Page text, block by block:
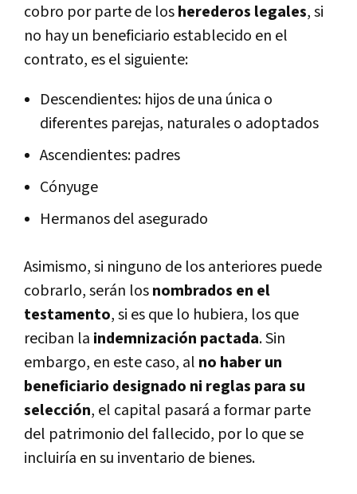
cobro por parte de losherederos legales, si
no hay un beneficiario establecido en el
contrato, es el siguiente:
Descendientes: hijos de una única o
diferentes parejas, naturales o adoptados
Ascendientes: padres
Cónyuge
Hermanos del asegurado
Asimismo, si ninguno de los anteriores puede
cobrarlo, serán losnombrados en el
testamento, si es que lo hubiera, los que
reciban la indemnización pactada. Sin
embargo, en este caso, al no haber un
beneficiario designado ni reglas para su
selección, el capital pasará a formar parte
del patrimonio del fallecido, por lo que se
incluiría en su inventario de bienes.